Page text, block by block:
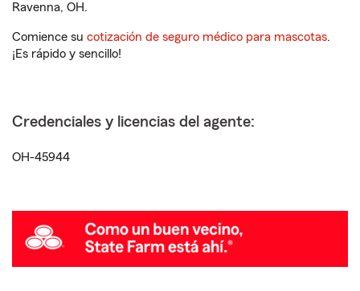
Ravenna, OH.
Comience su cotización de seguro médico para mascotas.
¡Es rápido y sencillo!
Credenciales y licencias del agente:
OH-45944